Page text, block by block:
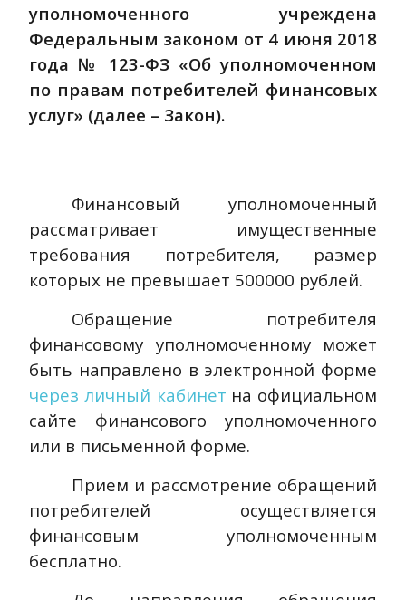
уполномоченного учреждена
Федеральным законом от 4 июня 2018
года № 123-ФЗ «Об уполномоченном
по правам потребителей финансовых
услуг» (далее – Закон).
Финансовый уполномоченный
рассматривает имущественные
требования потребителя, размер
которых не превышает 500000 рублей.
Обращение потребителя
финансовому уполномоченному может
быть направлено в электронной форме
через личный кабинет на официальном
сайте финансового уполномоченного
или в письменной форме.
Прием и рассмотрение обращений
потребителей осуществляется
финансовым уполномоченным
бесплатно.